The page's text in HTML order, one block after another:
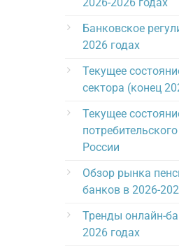
Банковское
2026 годах
Текущее
сектора (конец
Текущее
России
Обзор рынка
банков в 2026-
Тренды онлайн-
2026 годах